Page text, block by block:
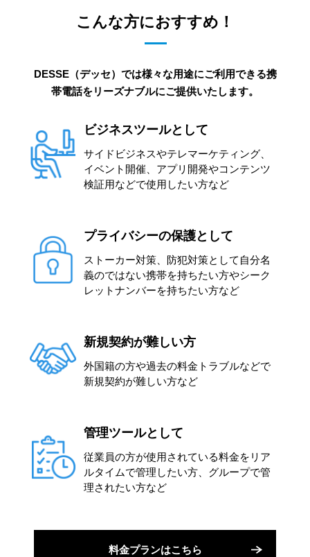
こんな方におすすめ！
DESSE（デッセ）では様々な用途にご利用できる携
帯電話をリーズナブルにご提供いたします。
ビジネスツールとして
サイドビジネスやテレマーケティング、
イベント開催、アプリ開発やコンテンツ
検証用などで使用したい方など
プライバシーの保護として
ストーカー対策、防犯対策として自分名
義のではない携帯を持ちたい方やシーク
レットナンバーを持ちたい方など
新規契約が難しい方
外国籍の方や過去の料金トラブルなどで
新規契約が難しい方など
管理ツールとして
従業員の方が使用されている料金をリア
ルタイムで管理したい方、グループで管
理されたい方など
料金プランはこちら